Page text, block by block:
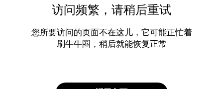
访问频繁，请稍后重试
您所要访问的页面不在这儿，它可能正忙着
刷牛牛圈，稍后就能恢复正常